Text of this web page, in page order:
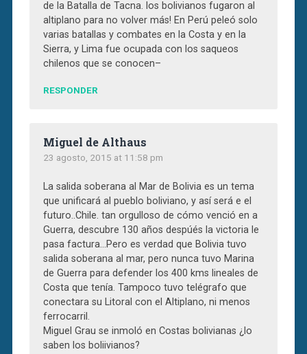
de la Batalla de Tacna. los bolivianos fugaron al
altiplano para no volver más! En Perú peleó solo
varias batallas y combates en la Costa y en la
Sierra, y Lima fue ocupada con los saqueos
chilenos que se conocen–
RESPONDER
Miguel de Althaus
23 agosto, 2015 at 11:58 pm
La salida soberana al Mar de Bolivia es un tema
que unificará al pueblo boliviano, y así será e el
futuro..Chile. tan orgulloso de cómo venció en a
Guerra, descubre 130 años despúés la victoria le
pasa factura…Pero es verdad que Bolivia tuvo
salida soberana al mar, pero nunca tuvo Marina
de Guerra para defender los 400 kms lineales de
Costa que tenía. Tampoco tuvo telégrafo que
conectara su Litoral con el Altiplano, ni menos
ferrocarril.
Miguel Grau se inmoló en Costas bolivianas ¿lo
saben los boliivianos?